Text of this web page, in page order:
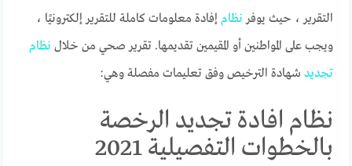
التقرير ، حيث يوفر نظام إفادة معلومات كاملة للتقرير إلكترونيًا ،
ويجب على المواطنين أو المقيمين تقديمها. تقرير صحي من خلال نظام
تجديد شهادة الترخيص وفق تعليمات مفصلة وهي:
نظام افادة تجديد الرخصة
بالخطوات التفصيلية 2021